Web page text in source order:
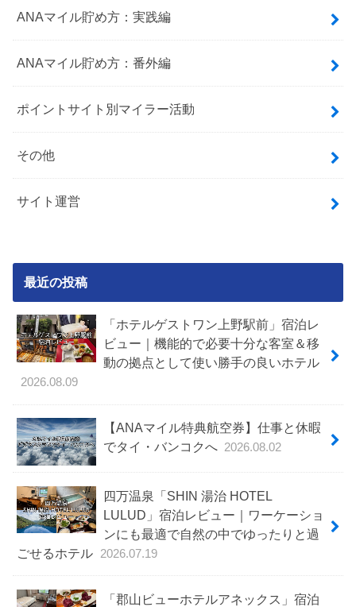
ANAマイル貯め方：実践編
ANAマイル貯め方：番外編
ポイントサイト別マイラー活動
その他
サイト運営
最近の投稿
「ホテルゲストワン上野駅前」宿泊レ
ビュー｜機能的で必要十分な客室＆移
動の拠点として使い勝手の良いホテル
2026.08.09
【ANAマイル特典航空券】仕事と休暇
でタイ・バンコクへ 2026.08.02
四万温泉「SHIN 湯治 HOTEL
LULUD」宿泊レビュー｜ワーケーショ
ンにも最適で自然の中でゆったりと過
ごせるホテル
2026.07.19
「郡山ビューホテルアネックス」宿泊